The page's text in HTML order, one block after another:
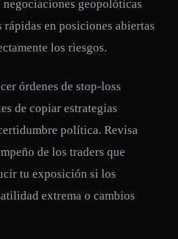
geopolóticas
rápidas en posiciones abiertas
los riesgos.
órdenes de stop-loss
de copiar estrategias
política. Revisa
de los traders que
tu exposición si los
extrema o cambios